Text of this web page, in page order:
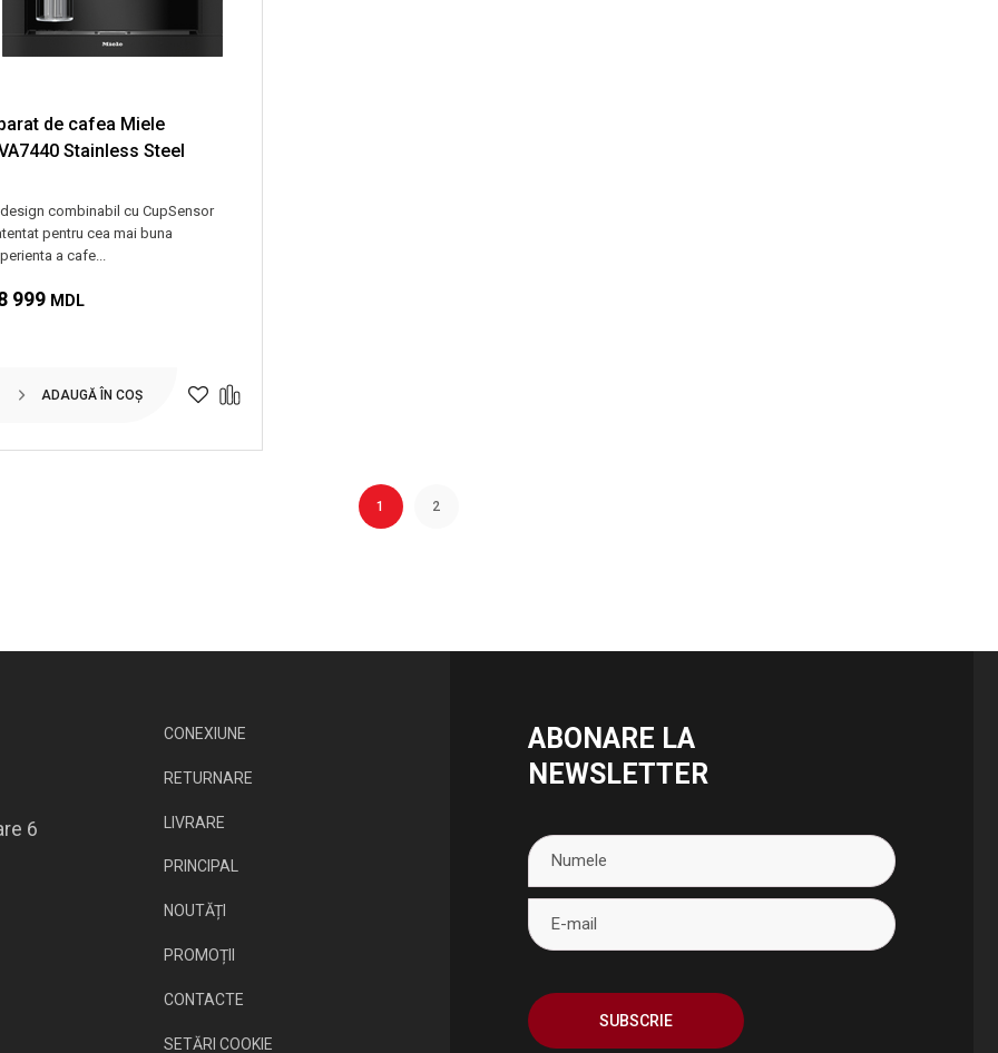
de cafea Miele
Stainless Steel
combinabil cu CupSensor
pentru cea mai buna
a cafe...
999 MDL
ADAUGĂ ÎN COȘ
1 2
6
CONEXIUNE
RETURNARE
LIVRARE
PRINCIPAL
NOUTĂȚI
PROMOȚII
CONTACTE
SETĂRI COOKIE
ABONARE LA
NEWSLETTER
SUBSCRIE